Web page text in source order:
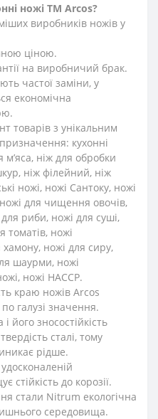
ножі ТМ Arcos?
виробників ножів у
ціною.
на виробничий брак.
частої заміни, у
економічна
товарів з унікальним
кухонні
м’яса, ніж для обробки
ніж філейний, ніж
ножі, ножі Сантоку, ножі
для чищення овочів,
риби, ножі для суші,
томатів, ножі
хамону, ножі для сиру,
шаурми, ножі
ножі HACCP.
краю ножів Arcos
галузі значення.
його зносостійкість
сталі, тому
рідше.
стійкість до корозії.
стали Nitrum екологічна
середовища.